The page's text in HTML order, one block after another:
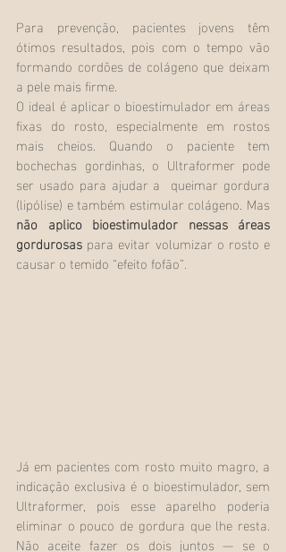
Para prevenção, pacientes jovens têm
ótimos resultados, pois com o tempo vão
formando cordões de colágeno que deixam
a pele mais firme.
O ideal é aplicar o bioestimulador em áreas
fixas do rosto, especialmente em rostos
mais cheios. Quando o paciente tem
bochechas gordinhas, o Ultraformer pode
ser usado para ajudar a  queimar gordura
não aplico bioestimulador nessas áreas
gordurosas para evitar volumizar o rosto e
causar o temido “efeito fofão”.
Já em pacientes com rosto muito magro, a
indicação exclusiva é o bioestimulador, sem
Ultraformer, pois esse aparelho poderia
eliminar o pouco de gordura que lhe resta.
Não aceite fazer os dois juntos — se o